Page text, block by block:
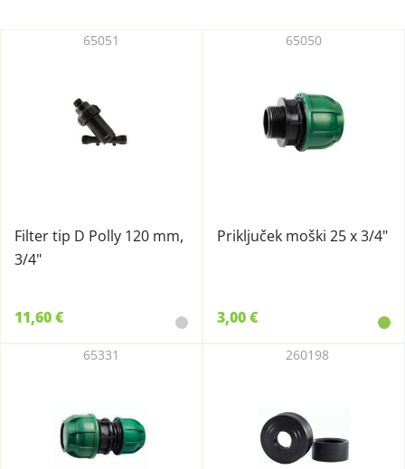
Filter tip D Polly 120 mm,
3/4"
65051
11,60 €
Priključek moški 25 x 3/4"
65050
3,00 €
65331 260198